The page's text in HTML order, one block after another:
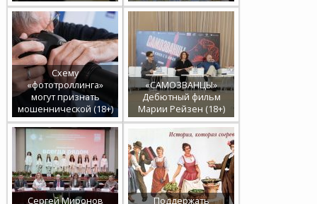
Схему
«фототроллинга»
могут признать
мошеннической (18+)
«САМОЗВАНЦЫ»
Дебютный фильм
Марии Рейзен (18+)
Сергей Миронов Поддержать